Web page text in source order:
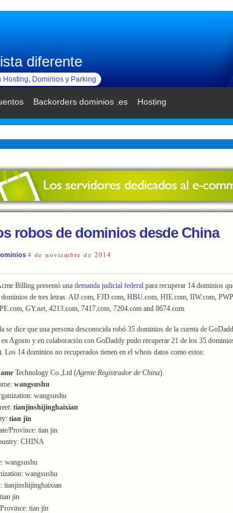
diferente
Dominios y Parking
Backorders dominios .es Hosting
robos de dominios desde China
4 de noviembre de 2014
Billing presentó una demanda judicial federal para recuperar 14 dominios
de tres letras: AIJ.com, FJD.com, HBU.com, HIE.com, IIW.com,
GY.net, 4213.com, 7417.com, 7204.com and 8674.com.
se dice que una persona desconocida robó 35 dominios de la cuenta de
en Agosto y en colaboración con GoDaddy pudo recuperar 21 de los 35
Los 14 dominios no recuperados tienen en el whois datos como estos:
Technology Co.,Ltd (Agente Registrador de China).
wangsushu
wangsushu
tianjinshijinghaixian
tian jin
Province: tian jin
CHINA
wangsushu
wangsushu
tianjinshijinghaixian
jin
tian jin